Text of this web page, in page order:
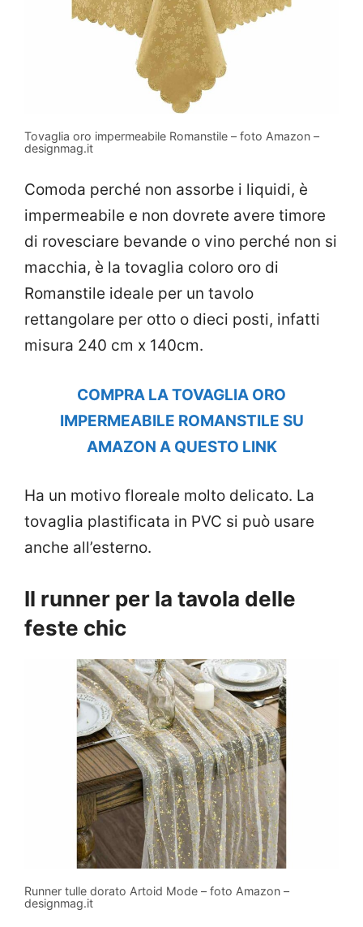
Tovaglia oro impermeabile Romanstile – foto Amazon –
designmag.it
Comoda perché non assorbe i liquidi, è
impermeabile e non dovrete avere timore
di rovesciare bevande o vino perché non si
macchia, è la tovaglia coloro oro di
Romanstile ideale per un tavolo
rettangolare per otto o dieci posti, infatti
misura 240 cm x 140cm.
COMPRA LA TOVAGLIA ORO
IMPERMEABILE ROMANSTILE SU
AMAZON A QUESTO LINK
Ha un motivo floreale molto delicato. La
tovaglia plastificata in PVC si può usare
anche all’esterno.
Il runner per la tavola delle
feste chic
Runner tulle dorato Artoid Mode – foto Amazon –
designmag.it